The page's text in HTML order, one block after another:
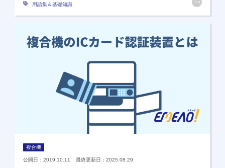
用語集＆基礎知識
複合機
公開日：2019.10.11 最終更新日：2025.08.29